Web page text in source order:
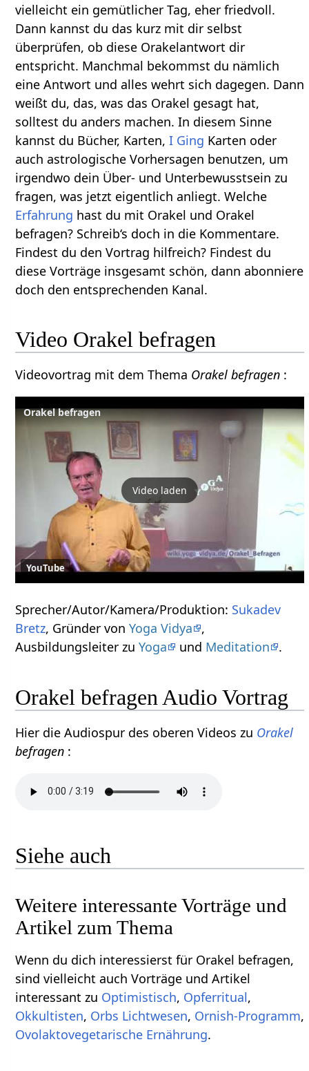
vielleicht ein gemütlicher Tag, eher friedvoll.
Dann kannst du das kurz mit dir selbst
überprüfen, ob diese Orakelantwort dir
entspricht. Manchmal bekommst du nämlich
eine Antwort und alles wehrt sich dagegen. Dann
weißt du, das, was das Orakel gesagt hat,
solltest du anders machen. In diesem Sinne
kannst du Bücher, Karten,I Ging Karten oder
auch astrologische Vorhersagen benutzen, um
irgendwo dein Über- und Unterbewusstsein zu
fragen, was jetzt eigentlich anliegt. Welche
Erfahrung hast du mit Orakel und Orakel
befragen? Schreib‘s doch in die Kommentare.
Findest du den Vortrag hilfreich? Findest du
diese Vorträge insgesamt schön, dann abonniere
doch den entsprechenden Kanal.
Video Orakel befragen
Videovortrag mit dem Thema Orakel befragen :
Orakel befragen
Video laden
YouTube
Sprecher/Autor/Kamera/Produktion: Sukadev
Bretz, Gründer vonYoga Vidya
,
Ausbildungsleiter zuYoga und Meditation .
Orakel befragen Audio Vortrag
Hier die Audiospur des oberen Videos zu Orakel
befragen :
Siehe auch
Weitere interessante Vorträge und
Artikel zum Thema
Wenn du dich interessierst für Orakel befragen,
sind vielleicht auch Vorträge und Artikel
interessant zu Optimistisch, Opferritual,
Okkultisten, Orbs Lichtwesen, Ornish-Programm,
Ovolaktovegetarische Ernährung.